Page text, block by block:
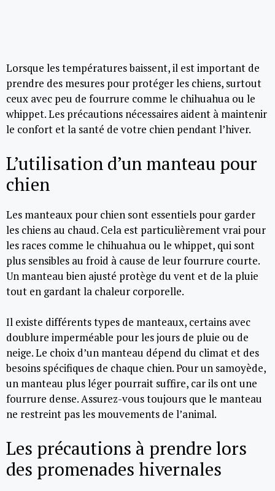
Lorsque les températures baissent, il est important de
prendre des mesures pour protéger les chiens, surtout
ceux avec peu de fourrure comme le chihuahua ou le
whippet. Les précautions nécessaires aident à maintenir
le confort et la santé de votre chien pendant l’hiver.
L’utilisation d’un manteau pour
chien
Les manteaux pour chien sont essentiels pour garder
les chiens au chaud. Cela est particulièrement vrai pour
les races comme le chihuahua ou le whippet, qui sont
plus sensibles au froid à cause de leur fourrure courte.
Un manteau bien ajusté protège du vent et de la pluie
tout en gardant la chaleur corporelle.
Il existe différents types de manteaux, certains avec
doublure imperméable pour les jours de pluie ou de
neige. Le choix d’un manteau dépend du climat et des
besoins spécifiques de chaque chien. Pour un samoyède,
un manteau plus léger pourrait suffire, car ils ont une
fourrure dense. Assurez-vous toujours que le manteau
ne restreint pas les mouvements de l’animal.
Les précautions à prendre lors
des promenades hivernales